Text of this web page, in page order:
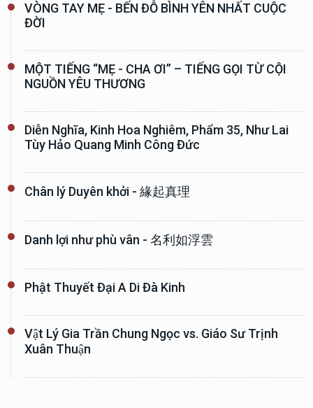
VÒNG TAY MẸ - BẾN ĐỖ BÌNH YÊN NHẤT CUỘC
ĐỜI
MỘT TIẾNG “MẸ - CHA ƠI” – TIẾNG GỌI TỪ CỘI
NGUỒN YÊU THƯƠNG
Diễn Nghĩa, Kinh Hoa Nghiêm, Phẩm 35, Như Lai
Tùy Hảo Quang Minh Công Đức
Chân lý Duyên khởi - 緣起真理
Danh lợi như phù vân - 名利如浮雲
Phật Thuyết Đại A Di Đà Kinh
Vật Lý Gia Trần Chung Ngọc vs. Giáo Sư Trịnh
Xuân Thuận